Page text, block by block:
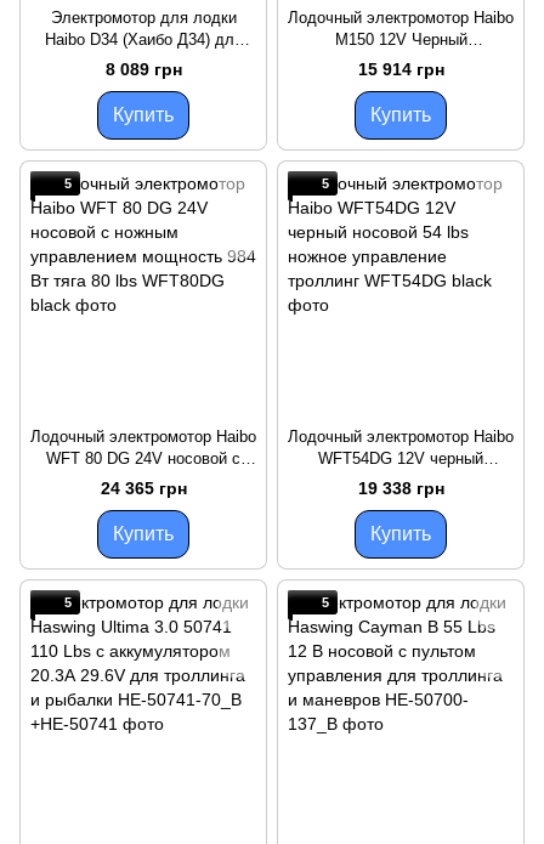
Электромотор для лодки
Haibo D34 (Хаибо Д34) для
соленой воды 384 Вт 34 lbs
тихий румпельное управление
8 089 грн
Купить
Лодочный электромотор Haibo
M150 12V Черный
бесщеточный тяга 70 lbs
мощность 780 Вт режим
"Спорт"
15 914 грн
Купить
5
Лодочный электромотор Haibo
WFT 80 DG 24V носовой с
ножным управлением
мощность 984 Вт тяга 80 lbs
24 365 грн
Купить
5
Лодочный электромотор Haibo
WFT54DG 12V черный
носовой 54 lbs ножное
управление троллинг
19 338 грн
Купить
5 5